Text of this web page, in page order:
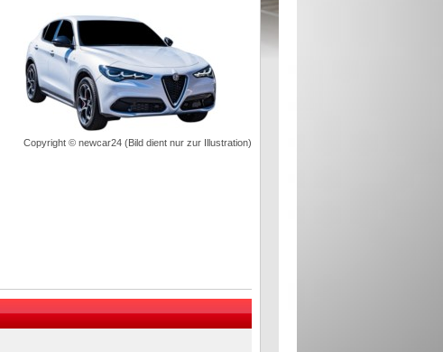
Copyright © newcar24 (Bild dient nur zur Illustration)